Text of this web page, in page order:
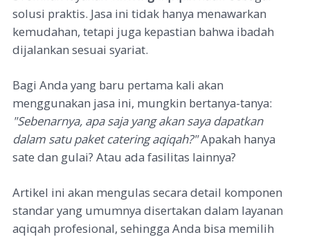
solusi praktis. Jasa ini tidak hanya menawarkan
kemudahan, tetapi juga kepastian bahwa ibadah
dijalankan sesuai syariat.
Bagi Anda yang baru pertama kali akan
menggunakan jasa ini, mungkin bertanya-tanya:
"Sebenarnya, apa saja yang akan saya dapatkan
dalam satu paket catering aqiqah?"Apakah hanya
sate dan gulai? Atau ada fasilitas lainnya?
Artikel ini akan mengulas secara detail komponen
standar yang umumnya disertakan dalam layanan
aqiqah profesional, sehingga Anda bisa memilih